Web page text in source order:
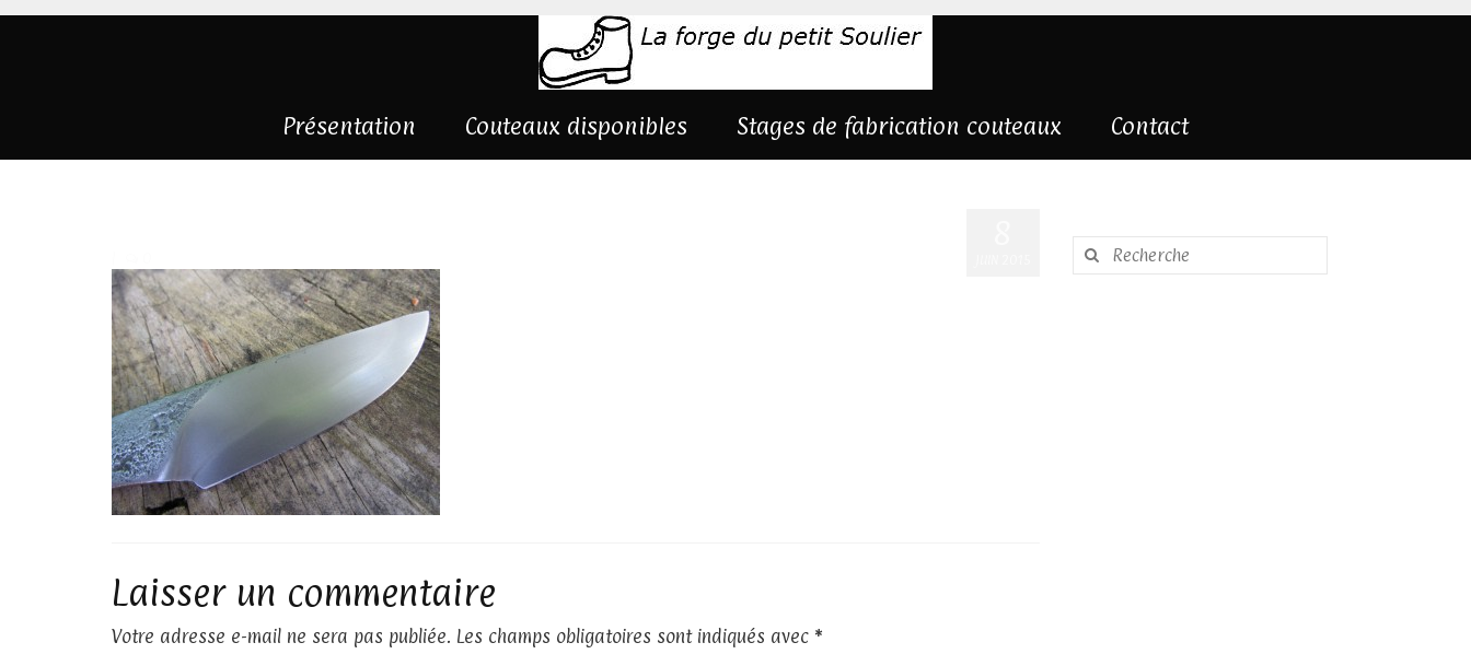
Présentation Couteaux disponibles Stages de fabrication couteaux Contact
Laisser un commentaire
Votre adresse e-mail ne sera pas publiée. Les champs obligatoires sont indiqués avec *
Rechercher
: